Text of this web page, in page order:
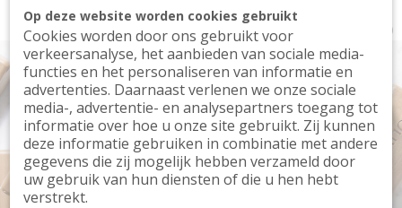
Inloggen Registreren UW WINKELWAGEN
(0)
Op deze website worden cookies gebruikt
Cookies worden door ons gebruikt voor
verkeersanalyse, het aanbieden van sociale media-
functies en het personaliseren van informatie en
advertenties. Daarnaast verlenen we onze sociale
media-, advertentie- en analysepartners toegang tot
informatie over hoe u onze site gebruikt. Zij kunnen
deze informatie gebruiken in combinatie met andere
gegevens die zij mogelijk hebben verzameld door
uw gebruik van hun diensten of die u hen hebt
verstrekt.